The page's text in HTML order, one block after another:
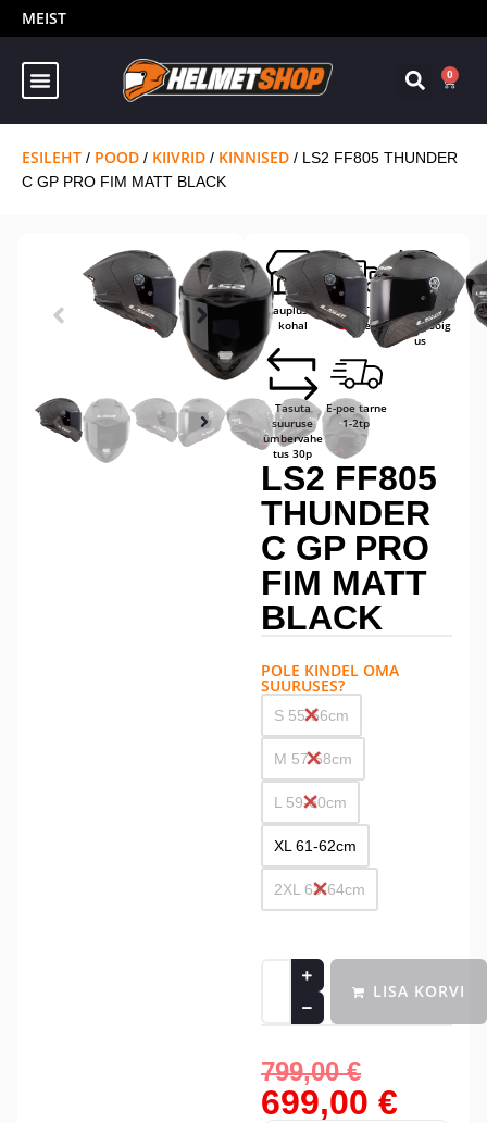
MEIST
0
ESILEHT / POOD / KIIVRID / KINNISED / LS2 FF805 THUNDER
C GP PRO FIM MATT BLACK
Kaupluses
kohal
TASUTA
tarne
14-päevane
tagastusõig
us
Tasuta
suuruse
ümbervahe
tus 30p
E-poe tarne
1-2tp
LS2 FF805
THUNDER
C GP PRO
FIM MATT
BLACK
POLE KINDEL OMA
SUURUSES?
S 55-56cm
M 57-58cm
L 59-60cm
XL 61-62cm
2XL 63-64cm
LISA KORVI
799,00€
699,00 €